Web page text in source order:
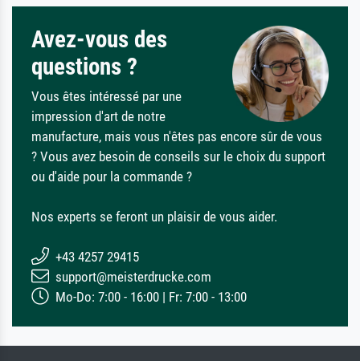
Avez-vous des
questions ?
Vous êtes intéressé par une
impression d'art de notre
manufacture, mais vous n'êtes pas encore sûr de vous
? Vous avez besoin de conseils sur le choix du support
ou d'aide pour la commande ?
Nos experts se feront un plaisir de vous aider.
+43 4257 29415
support@meisterdrucke.com
Mo-Do: 7:00 - 16:00 | Fr: 7:00 - 13:00